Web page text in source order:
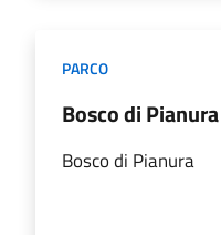
PARCO
Bosco di Pianura
Bosco di Pianura